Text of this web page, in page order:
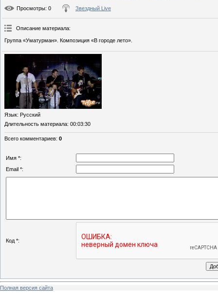
Просмотры: 0 Звездный Live
Описание материала:
Группа «Уматурман». Композиция «В городе лето».
Язык: Русский
Длительность материала: 00:03:30
Всего комментариев: 0
Имя *:
Email *:
Код *:
Полная версия сайта